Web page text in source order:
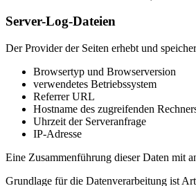
Server-Log-Dateien
Der Provider der Seiten erhebt und
Browsertyp und Browserversion
verwendetes Betriebssystem
Referrer URL
Hostname des zugreifenden
Uhrzeit der Serveranfrage
IP-Adresse
Eine Zusammenführung dieser Daten mit
Grundlage für die Datenverarbeitung ist